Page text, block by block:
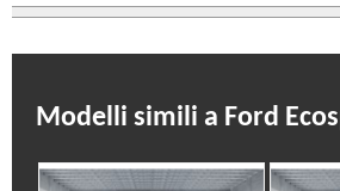
Modelli simili a Ford